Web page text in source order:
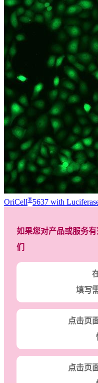
OriCell®5637 with
如果您对产品或服务
们
填写
点击页
点击页